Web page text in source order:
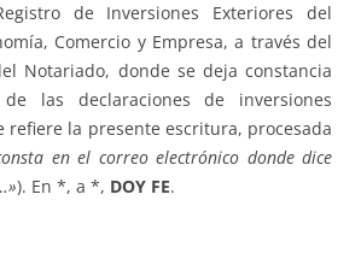
de Inversiones Exteriores del
Comercio y Empresa, a través del
Notariado, donde se deja constancia
las declaraciones de inversiones
refiere la presente escritura, procesada
en el correo electrónico donde dice
). En *, a *, DOY FE.